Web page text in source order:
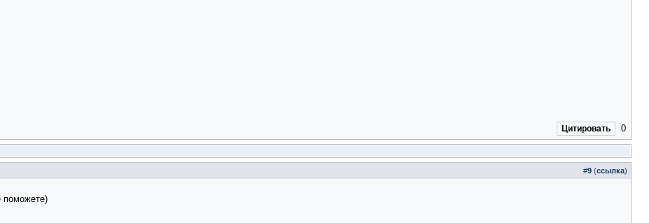
Цитировать 0
#9 (ссылка)
поможете)